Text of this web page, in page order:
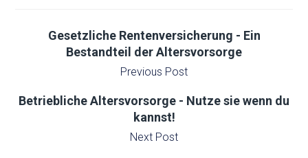
Gesetzliche Rentenversicherung - Ein
Bestandteil der Altersvorsorge
Previous Post
Betriebliche Altersvorsorge - Nutze sie wenn du
kannst!
Next Post